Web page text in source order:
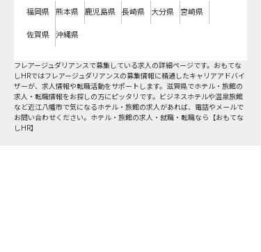
福岡県 熊本県 鹿児島県 長崎県 大分県 宮崎県
佐賀県 沖縄県
フレアージュダリアンスで募集している求人の詳細ページです。おもてな
しHRではフレアージュダリアンスの募集情報に精通したキャリアアドバイ
ザーが、求人情報や転職活動をサポートします。滋賀県でホテル・旅館の
求人・転職情報をお探しの方にピッタリです。ビジネスホテルや温泉旅館
など近江八幡市で気になるホテル・旅館の求人があれば、電話やメールで
お問い合わせください。ホテル・旅館の求人・就職・転職なら【おもてな
しHR】